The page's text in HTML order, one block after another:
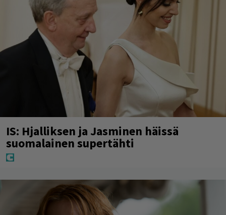
IS: Hjalliksen ja Jasminen häissä
suomalainen supertähti